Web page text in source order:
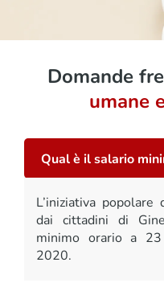
Domande
umane
Qual è il salario
L’iniziativa
dai cittadini di
minimo orario a
2020.